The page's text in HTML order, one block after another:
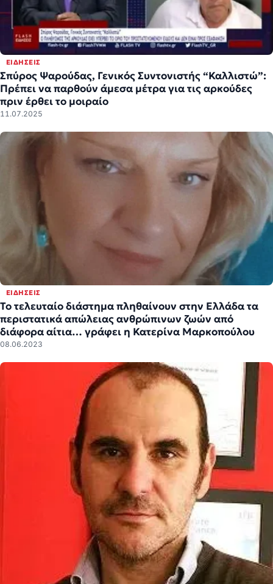
ΕΙΔΉΣΕΙΣ
Σπύρος Ψαρούδας, Γενικός Συντονιστής “Καλλιστώ”:
Πρέπει να παρθούν άμεσα μέτρα για τις αρκούδες
πριν έρθει το μοιραίο
11.07.2025
ΕΙΔΉΣΕΙΣ
Το τελευταίο διάστημα πληθαίνουν στην Ελλάδα τα
περιστατικά απώλειας ανθρώπινων ζωών από
διάφορα αίτια… γράφει η Κατερίνα Μαρκοπούλου
08.06.2023